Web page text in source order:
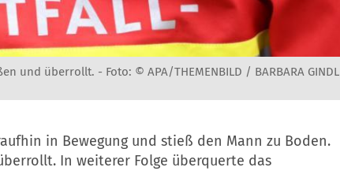
und überrollt. - Foto: © APA/THEMENBILD / BARBARA GINDL
in Bewegung und stieß den Mann zu Boden.
In weiterer Folge überquerte das